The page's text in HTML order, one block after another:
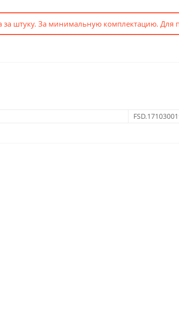
за штуку. За минимальную комплектацию. Для